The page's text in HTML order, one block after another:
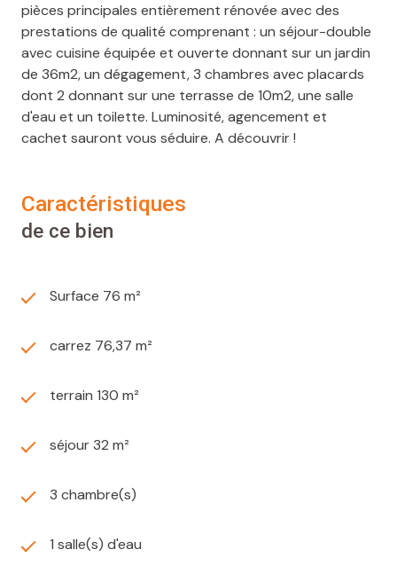
pièces principales entièrement rénovée avec des
prestations de qualité comprenant : un séjour-double
avec cuisine équipée et ouverte donnant sur un jardin
de 36m2, un dégagement, 3 chambres avec placards
dont 2 donnant sur une terrasse de 10m2, une salle
d'eau et un toilette. Luminosité, agencement et
cachet sauront vous séduire. A découvrir !
caractéristiques
de ce bien
Surface 76 m²
carrez 76,37 m²
terrain 130 m²
séjour 32 m²
3 chambre(s)
1 salle(s) d'eau